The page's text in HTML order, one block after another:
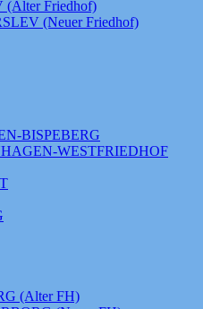
Friedhof)
(Neuer Friedhof)
BISPEBERG
WESTFRIEDHOF
(Alter FH)